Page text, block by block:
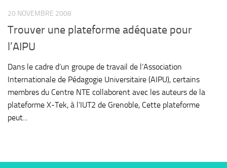
20 NOVEMBRE 2008
Trouver une plateforme adéquate pour
l’AIPU
Dans le cadre d’un groupe de travail de l’Association
Internationale de Pédagogie Universitaire (AIPU), certains
membres du Centre NTE collaborent avec les auteurs de la
plateforme X-Tek, à l’IUT2 de Grenoble, Cette plateforme
peut...